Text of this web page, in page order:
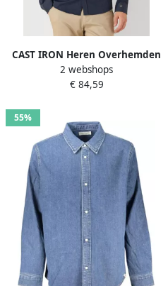
CAST IRON Heren Overhemden
Long Sleeve Shirt Twill Jersey 2
Tone Donkerblauw
2 webshops
€ 84,59
55%